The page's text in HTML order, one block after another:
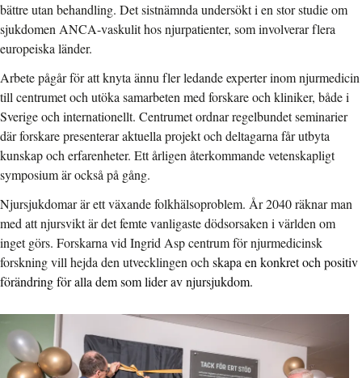
bättre utan behandling. Det sistnämnda undersökt i en stor studie om
sjukdomen ANCA-vaskulit hos njurpatienter, som involverar flera
europeiska länder.
Arbete pågår för att knyta ännu fler ledande experter inom njurmedicin
till centrumet och utöka samarbeten med forskare och kliniker, både i
Sverige och internationellt. Centrumet ordnar regelbundet seminarier
där forskare presenterar aktuella projekt och deltagarna får utbyta
kunskap och erfarenheter. Ett årligen återkommande vetenskapligt
symposium är också på gång.
Njursjukdomar är ett växande folkhälsoproblem. År 2040 räknar man
med att njursvikt är det femte vanligaste dödsorsaken i världen om
inget görs. Forskarna vid Ingrid Asp centrum för njurmedicinsk
forskning vill hejda den utvecklingen och skapa en konkret och positiv
förändring för alla dem som lider av njursjukdom.